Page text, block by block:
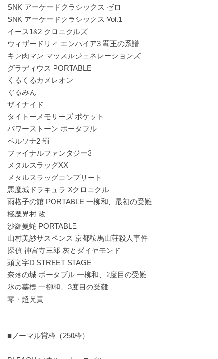
SNK アーケードクラシックス ゼロ
SNK アーケードクラシックス Vol.1
イース1&2 クロニクルズ
ウィザードリィ エンパイア3 覇王の系譜
キン肉マン マッスルジェネレーションズ
グラディウス PORTABLE
くるくるカメレオン
ぐるみん
ザイナイド
タイトーメモリーズ ポケット
パワーストーン ポータブル
ペルソナ2 罰
ファイナルファンタジー3
メタルスラッグXX
メタルスラッグコンプリート
悪魔城ドラキュラ Xクロニクル
雨格子の館 PORTABLE 一柳和、最初の受難
極魔界村 改
沙羅曼蛇 PORTABLE
山村美紗サスペンス 京都鞍馬山荘殺人事件
探偵 神宮寺三郎 灰とダイヤモンド
頭文字D STREET STAGE
奈落の城 ポータブル 一柳和、2度目の受難
氷の墓標 一柳和、3度目の受難
零・超兄貴
■ノーマル賞枠（250枠）